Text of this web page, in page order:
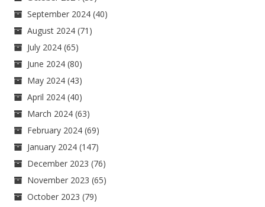
September 2024 (40)
August 2024 (71)
July 2024 (65)
June 2024 (80)
May 2024 (43)
April 2024 (40)
March 2024 (63)
February 2024 (69)
January 2024 (147)
December 2023 (76)
November 2023 (65)
October 2023 (79)